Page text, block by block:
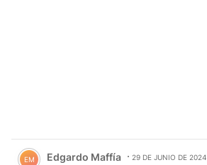
Comentario de Edgardo Maffía.
EM Edgardo Maffía 29 DE JUNIO DE 2024